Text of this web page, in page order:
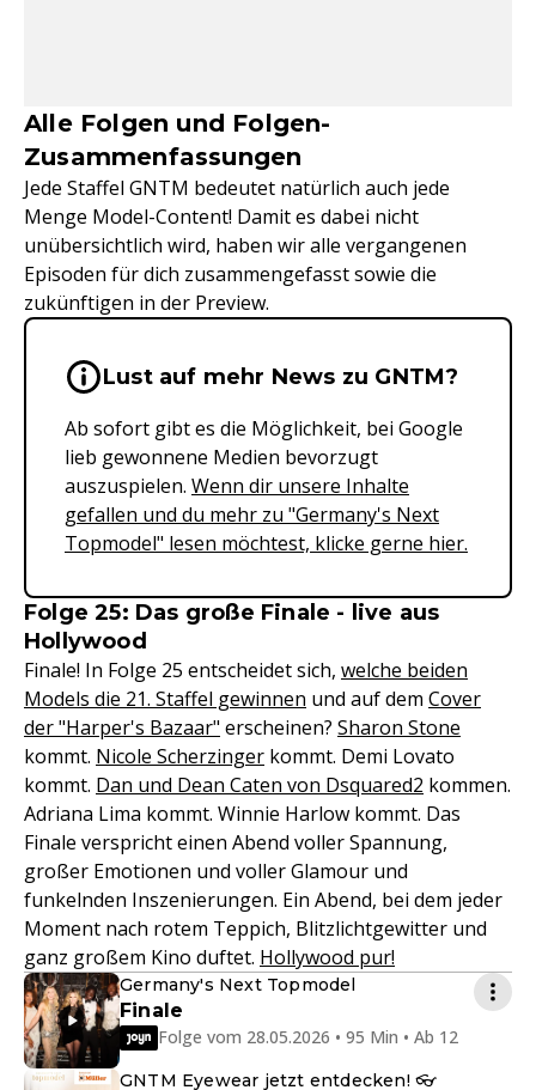
Alle Folgen und Folgen-
Zusammenfassungen
Jede Staffel GNTM bedeutet natürlich auch jede
Menge Model-Content! Damit es dabei nicht
unübersichtlich wird, haben wir alle vergangenen
Episoden für dich zusammengefasst sowie die
zukünftigen in der Preview.
Wichtige Hinweise &
Lust auf mehr News zu GNTM?
Ab sofort gibt es die Möglichkeit, bei Google
lieb gewonnene Medien bevorzugt
auszuspielen. Wenn dir unsere Inhalte
gefallen und du mehr zu "Germany's Next
Topmodel" lesen möchtest, klicke gerne hier.
Folge 25: Das große Finale - live aus
Hollywood
Finale! In Folge 25 entscheidet sich, welche beiden
Models die 21. Staffel gewinnen und auf dem Cover
der "Harper's Bazaar" erscheinen? Sharon Stone
kommt. Nicole Scherzinger kommt. Demi Lovato
kommt. Dan und Dean Caten von Dsquared2 kommen.
Adriana Lima kommt. Winnie Harlow kommt. Das
Finale verspricht einen Abend voller Spannung,
großer Emotionen und voller Glamour und
funkelnden Inszenierungen. Ein Abend, bei dem jeder
Moment nach rotem Teppich, Blitzlichtgewitter und
ganz großem Kino duftet. Hollywood pur!
Germany's Next Topmodel
Finale
Folge vom 28.05.2026 • 95 Min • Ab 12
GNTM Eyewear jetzt entdecken! 👓